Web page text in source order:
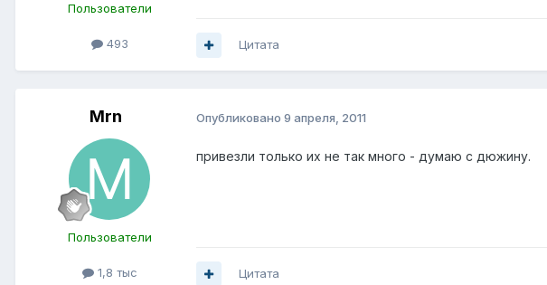
Пользователи
493 Цитата
Mrn
Пользователи
1,8 тыс
Опубликовано 9 апреля, 2011
привезли только их не так много - думаю с дюжину.
Цитата